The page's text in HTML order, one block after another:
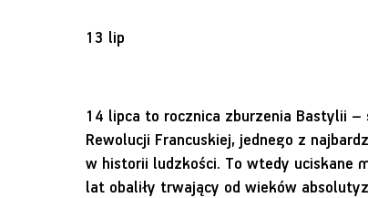
13 lip
14 lipca to rocznica zburzenia Bastylii –
Rewolucji Francuskiej, jednego z
w historii ludzkości. To wtedy uciskane
lat obaliły trwający od wieków